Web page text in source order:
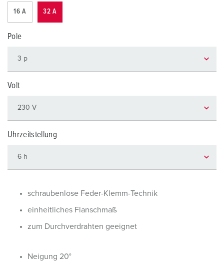
16 A 32 A
Pole
Volt
Uhrzeitstellung
schraubenlose Feder-Klemm-Technik
einheitliches Flanschmaß
zum Durchverdrahten geeignet
Neigung 20°